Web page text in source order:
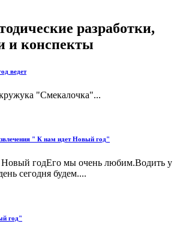
разработки,
и конспекты
ведет
"Смекалочка"...
" К нам идет Новый год"
Новый годЕго мы очень любим.Водить у
сегодня будем....
год"